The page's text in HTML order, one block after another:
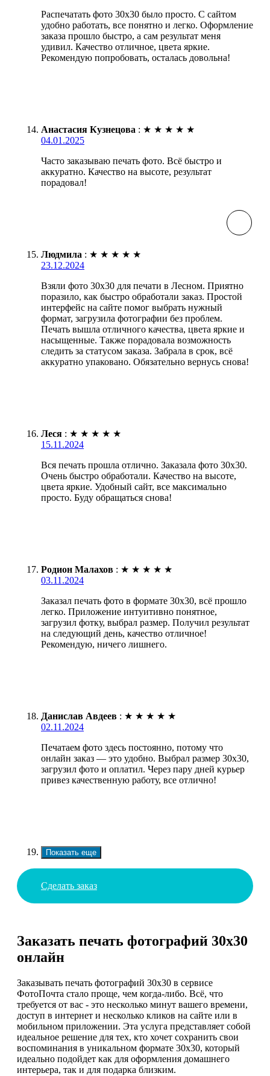
Распечатать фото 30х30 было просто. С сайтом
удобно работать, все понятно и легко. Оформление
заказа прошло быстро, а сам результат меня
удивил. Качество отличное, цвета яркие.
Рекомендую попробовать, осталась довольна!
Анастасия Кузнецова : ★ ★ ★ ★ ★
04.01.2025
Часто заказываю печать фото. Всё быстро и
аккуратно. Качество на высоте, результат
порадовал!
Людмила : ★ ★ ★ ★ ★
23.12.2024
Взяли фото 30х30 для печати в Лесном. Приятно
поразило, как быстро обработали заказ. Простой
интерфейс на сайте помог выбрать нужный
формат, загрузила фотографии без проблем.
Печать вышла отличного качества, цвета яркие и
насыщенные. Также порадовала возможность
следить за статусом заказа. Забрала в срок, всё
аккуратно упаковано. Обязательно вернусь снова!
Леся : ★ ★ ★ ★ ★
15.11.2024
Вся печать прошла отлично. Заказала фото 30х30.
Очень быстро обработали. Качество на высоте,
цвета яркие. Удобный сайт, все максимально
просто. Буду обращаться снова!
Родион Малахов : ★ ★ ★ ★ ★
03.11.2024
Заказал печать фото в формате 30х30, всё прошло
легко. Приложение интуитивно понятное,
загрузил фотку, выбрал размер. Получил результат
на следующий день, качество отличное!
Рекомендую, ничего лишнего.
Данислав Авдеев : ★ ★ ★ ★ ★
02.11.2024
Печатаем фото здесь постоянно, потому что
онлайн заказ — это удобно. Выбрал размер 30х30,
загрузил фото и оплатил. Через пару дней курьер
привез качественную работу, все отлично!
Показать еще
Сделать заказ
Заказать печать фотографий 30х30
онлайн
Заказывать печать фотографий 30х30 в сервисе
ФотоПочта стало проще, чем когда-либо. Всё, что
требуется от вас - это несколько минут вашего времени,
доступ в интернет и несколько кликов на сайте или в
мобильном приложении. Эта услуга представляет собой
идеальное решение для тех, кто хочет сохранить свои
воспоминания в уникальном формате 30х30, который
идеально подойдет как для оформления домашнего
интерьера, так и для подарка близким.